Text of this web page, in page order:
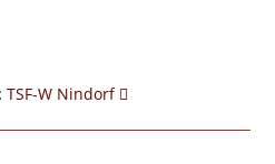
TSF-W Nindorf